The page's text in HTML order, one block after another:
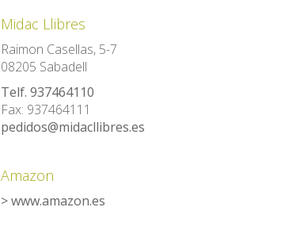
Midac Llibres
Raimon Casellas, 5-7
08205 Sabadell
Telf. 937464110
Fax: 937464111
pedidos@midacllibres.es
Amazon
> www.amazon.es